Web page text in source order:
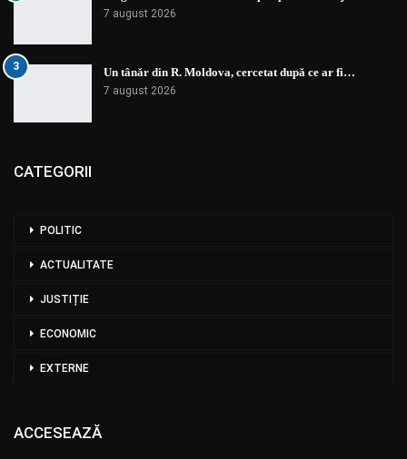
7 august 2026
3 Un tânăr din R. Moldova, cercetat după ce ar fi…
7 august 2026
CATEGORII
POLITIC
ACTUALITATE
JUSTIȚIE
ECONOMIC
EXTERNE
ACCESEAZĂ